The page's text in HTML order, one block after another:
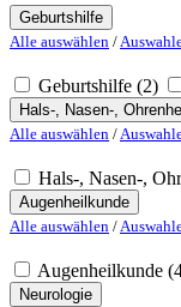
Geburtshilfe
Alle auswählen /
Geburtshilfe (2)
Hals-, Nasen-,
Alle auswählen /
Hals-, Nasen-,
Augenheilkunde
Alle auswählen /
Augenheilkunde
Neurologie